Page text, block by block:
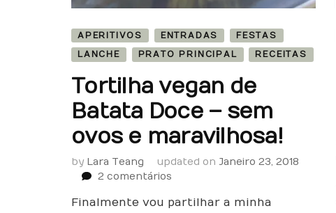
APERITIVOS ENTRADAS
FESTAS
LANCHE
PRATO PRINCIPAL RECEITAS
Tortilha vegan de
Batata Doce – sem
ovos e maravilhosa!
by Lara Teang updated on Janeiro 23, 2018
2 comentários
vegan
Finalmente vou partilhar a minha